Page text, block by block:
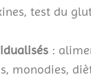
test du
:
monodies,